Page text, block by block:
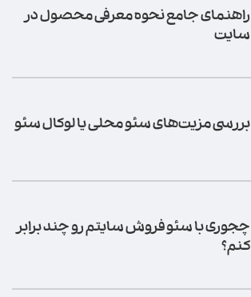
راهنمای جامع نحوه معرفی محصول در
سایت
بررسی مزیت‌های سئو محلی یا لوکال سئو
چجوری با سئو فروش سایتم رو چند برابر
کنم؟